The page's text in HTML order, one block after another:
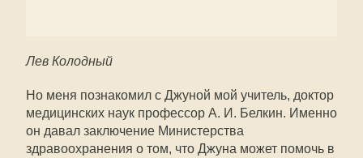
Лев Колодный
Но меня познакомил с Джуной мой учитель, доктор
медицинских наук профессор А. И. Белкин. Именно
он давал заключение Министерства
здравоохранения о том, что Джуна может помочь в